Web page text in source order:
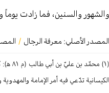
والشهور والسنين، فما زادت
المصدر الأصلي: معرفة الرجال /
(١)
الكیسانیة تدّعي فیه أمر الإمامة والمهدویة